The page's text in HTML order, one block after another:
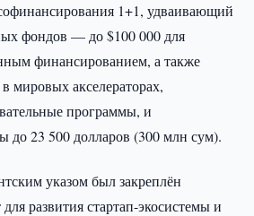
1+1, удваивающий
фондов — до $100 000 для
финансированием, а также
мировых акселераторах,
программы, и
до 23 500 долларов (300 млн сум).
указом был закреплён
развития стартап-экосистемы и